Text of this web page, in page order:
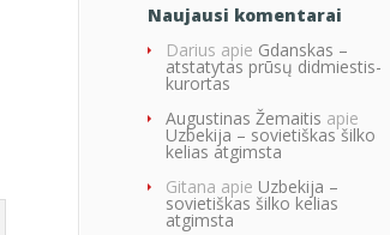
Naujausi komentarai
Darius apie Gdanskas –
atstatytas prūsų didmiestis-
kurortas
Augustinas Žemaitis apie
Uzbekija – sovietiškas šilko
kelias atgimsta
Gitana apie Uzbekija –
sovietiškas šilko kelias
atgimsta